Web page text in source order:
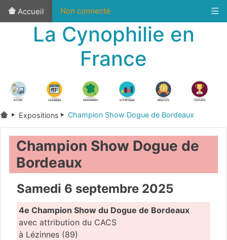
Accueil Non connecté
La Cynophilie en
France
Expositions Champion Show Dogue de Bordeaux
Champion Show Dogue de
Bordeaux
Samedi 6 septembre 2025
4e Champion Show du Dogue de Bordeaux
avec attribution du CACS
à Lézinnes (89)